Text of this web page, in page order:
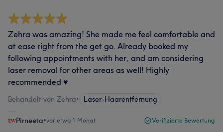
Zehra was amazing! She made me feel comfortable and
at ease right from the get go. Already booked my
following appointments with her, and am considering
laser removal for other areas as well! Highly
recommended ♥️
Behandelt von Zehra• Laser-Haarentfernung
Pirneeta•vor etwa 1 Monat Verifizierte Bewertung